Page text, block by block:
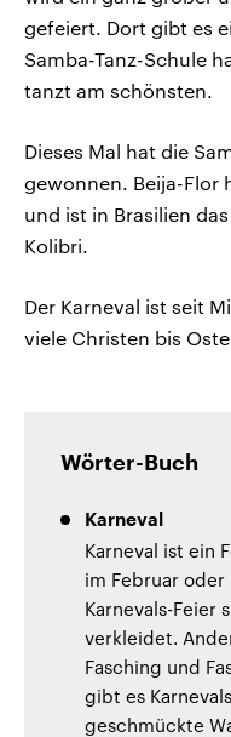
gefeiert. Dort gibt es
Samba-Tanz-Schule
tanzt am schönsten.
Dieses Mal hat die
gewonnen. Beija-Flor
und ist in Brasilien
Kolibri.
Der Karneval ist seit
viele Christen bis
Wörter-Buch
Karneval
Karneval ist ein
im Februar
Karnevals-Feier
verkleidet.
Fasching und
gibt es
geschmückte